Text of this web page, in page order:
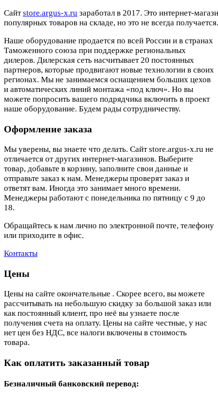
Cайтstore.argus-x.ru заработал в 2017. Это интернет-
популярных товаров на складе, но это не всегда
Наше оборудование продается по всей России и в странах
Таможенного союза при поддержке региональных
дилеров. Дилерская сеть насчитывает 20 постоянных
партнеров, которые продвигают новые технологии в своих
регионах. Мы не занимаемся оснащением больших цехов
и автоматических линий монтажа «под ключ». Но вы
можете попросить вашего подрядчика включить в проект
наше оборудование. Будем рады сотрудничеству.
Оформление заказа
Мы уверены, вы знаете что делать. Сайт store.argus-x.ru не
отличается от других интернет-магазинов. Выберите
товар, добавьте в корзину, заполните свои данные и
отправьте заказ к нам. Менеджеры проверят заказ и
ответят вам. Иногда это занимает много времени.
Менеджеры работают с понедельника по пятницу с 9 до
18.
Обращайтесь к нам лично по электронной почте, телефону
или приходите в офис.
Контакты
Цены
Цены на сайте окончательные . Скорее всего, вы можете
рассчитывать на небольшую скидку за большой заказ или
как постоянный клиент, про неё вы узнаете после
получения счета на оплату. Цены на сайте честные, у нас
нет цен без НДС, все налоги включены в стоимость
товара.
Как оплатить заказанный товар
Безналичный банковский перевод: